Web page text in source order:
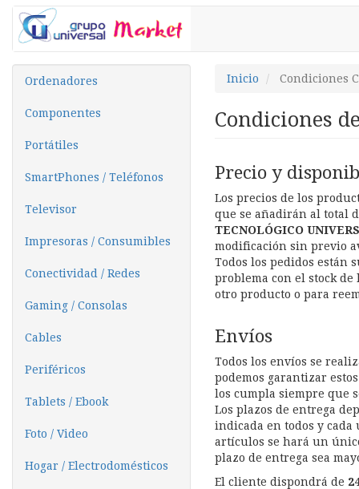
Ordenadores
Componentes
Portátiles
SmartPhones / Teléfonos
Televisor
Impresoras / Consumibles
Conectividad / Redes
Gaming / Consolas
Cables
Periféricos
Tablets / Ebook
Foto / Video
Hogar / Electrodomésticos
Inicio Condiciones
Condiciones
Precio y
Los precios de los
que se añadirán al total
TECNOLÓGICO
modificación sin previo
Todos los pedidos están
problema con el stock
otro producto o para
Envíos
Todos los envíos se
podemos garantizar
los cumpla siempre que
Los plazos de entrega
indicada en todos y
artículos se hará un
plazo de entrega sea
El cliente dispondrá de